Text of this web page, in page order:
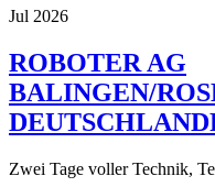
Jul 2026
ROBOTER AG
BALINGEN/
Zwei Tage voller Technik,